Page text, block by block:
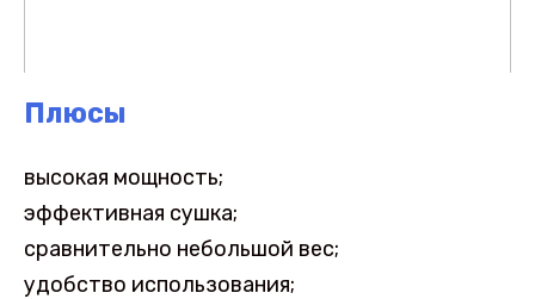
Плюсы
высокая мощность;
эффективная сушка;
сравнительно небольшой вес;
удобство использования;